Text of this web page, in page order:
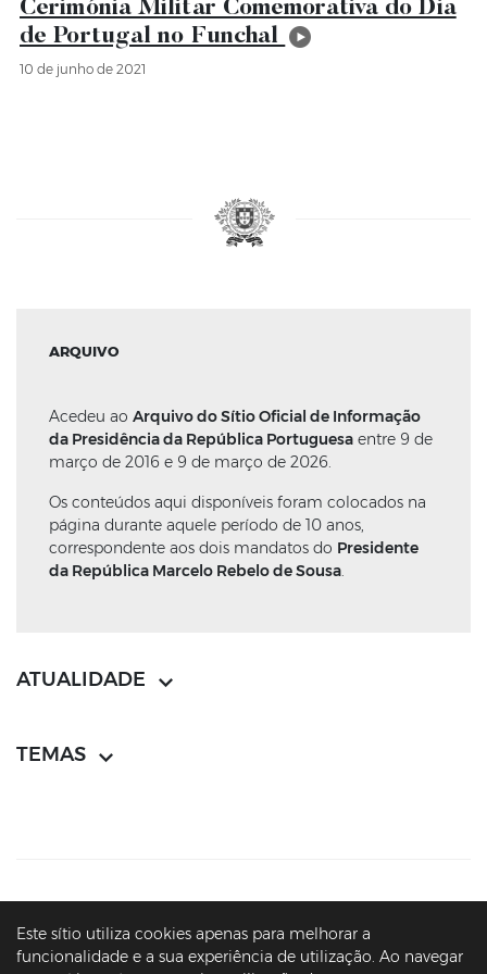
Este sítio utiliza cookies apenas para melhorar a
funcionalidade e a sua experiência de utilização. Ao navegar
Cerimónia Militar Comemorativa do Dia
de Portugal no Funchal
10 de junho de 2021
ARQUIVO
Acedeu ao Arquivo do Sítio Oficial de Informação
da Presidência da República Portuguesa entre 9 de
março de 2016 e 9 de março de 2026.
Os conteúdos aqui disponíveis foram colocados na
página durante aquele período de 10 anos,
correspondente aos dois mandatos do Presidente
da República Marcelo Rebelo de Sousa.
ATUALIDADE
TEMAS
AVISOS LEGAIS
ACESSIBILIDADE